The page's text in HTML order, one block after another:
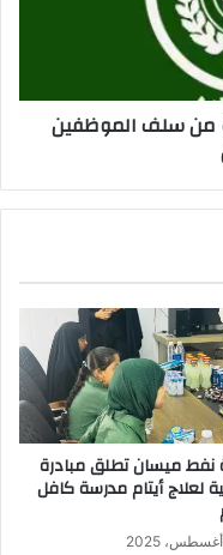
من سلف الموظفين
ميسان تطلق مبادرة
لعلاج أيتام مدرسة كافل